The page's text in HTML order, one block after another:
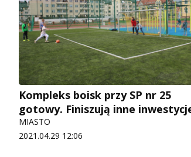
Kompleks boisk przy SP nr 25
gotowy. Finiszują inne
MIASTO
2021.04.29 12:06